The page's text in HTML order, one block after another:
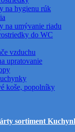
na hygienu rúk
na umývanie riadu
do WC
vzduchu
upratovanie
koše, popolníky